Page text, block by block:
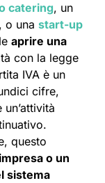
catering, un
, o una start-up
aprire una
con la legge
IVA è un
cifre,
questo
o un
sistema